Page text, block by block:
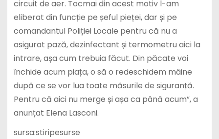
circuit de aer. Tocmai din acest motiv l-am
eliberat din funcție pe șeful pieței, dar și pe
comandantul Poliției Locale pentru că nu a
asigurat pază, dezinfectant și termometru aici la
intrare, așa cum trebuia făcut. Din păcate voi
închide acum piața, o să o redeschidem mâine
după ce se vor lua toate măsurile de siguranță.
Pentru că aici nu merge și așa ca până acum”, a
anunțat Elena Lasconi.
sursa:stiripesurse